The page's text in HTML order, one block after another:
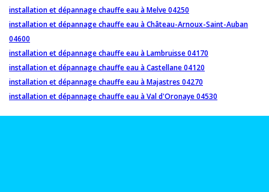
installation et dépannage chauffe eau à Melve 04250
installation et dépannage chauffe eau à Château-Arnoux-Saint-Auban
04600
installation et dépannage chauffe eau à Lambruisse 04170
installation et dépannage chauffe eau à Castellane 04120
installation et dépannage chauffe eau à Majastres 04270
installation et dépannage chauffe eau à Val d'Oronaye 04530